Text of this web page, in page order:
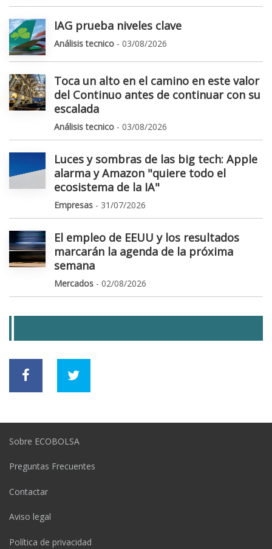
IAG prueba niveles clave
Análisis tecnico - 03/08/2026
Toca un alto en el camino en este valor
del Continuo antes de continuar con su
escalada
Análisis tecnico - 03/08/2026
Luces y sombras de las big tech: Apple
alarma y Amazon "quiere todo el
ecosistema de la IA"
Empresas - 31/07/2026
El empleo de EEUU y los resultados
marcarán la agenda de la próxima
semana
Mercados - 02/08/2026
Sobre ECOBOLSA
Preguntas Frecuentes
Contactar
Aviso legal
Política de privacidad